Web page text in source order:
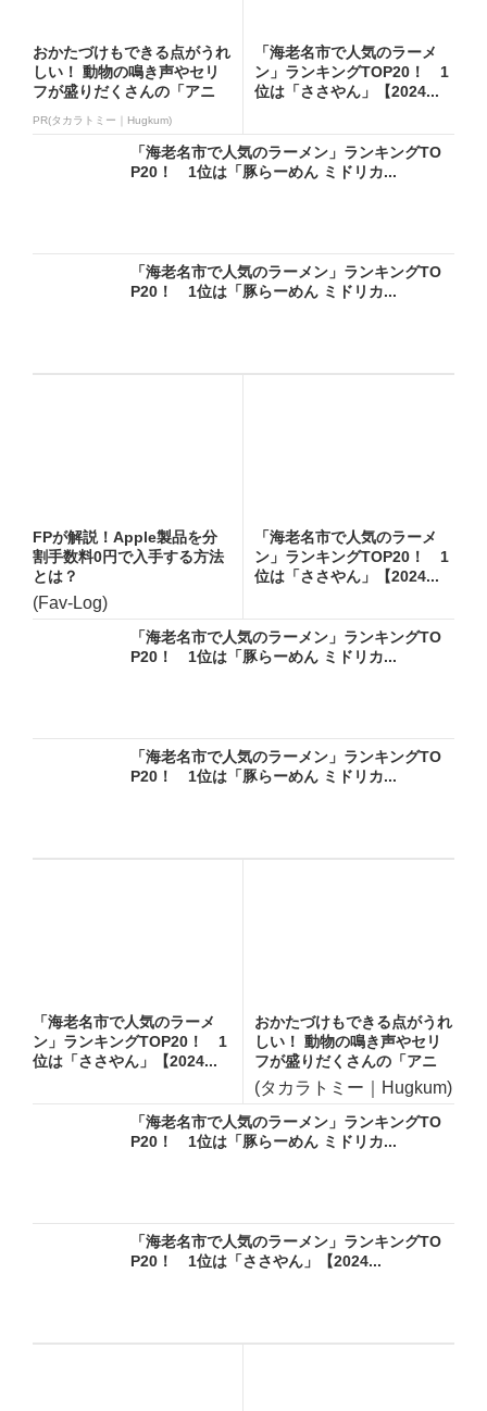
おかたづけもできる点がうれ
しい！ 動物の鳴き声やセリ
フが盛りだくさんの「アニ
PR(タカラトミー｜Hugkum)
「海老名市で人気のラーメ
ン」ランキングTOP20！ 1
位は「ささやん」【2024...
「海老名市で人気のラーメン」ランキングTO
P20！ 1位は「豚らーめん ミドリカ...
「海老名市で人気のラーメン」ランキングTO
P20！ 1位は「豚らーめん ミドリカ...
FPが解説！Apple製品を分
割手数料0円で入手する方法
とは？
(Fav-Log)
「海老名市で人気のラーメ
ン」ランキングTOP20！ 1
位は「ささやん」【2024...
「海老名市で人気のラーメン」ランキングTO
P20！ 1位は「豚らーめん ミドリカ...
「海老名市で人気のラーメン」ランキングTO
P20！ 1位は「豚らーめん ミドリカ...
「海老名市で人気のラーメ
ン」ランキングTOP20！ 1
位は「ささやん」【2024...
おかたづけもできる点がうれ
しい！ 動物の鳴き声やセリ
フが盛りだくさんの「アニ
ア ...
(タカラトミー｜Hugkum)
「海老名市で人気のラーメン」ランキングTO
P20！ 1位は「豚らーめん ミドリカ...
「海老名市で人気のラーメン」ランキングTO
P20！ 1位は「ささやん」【2024...